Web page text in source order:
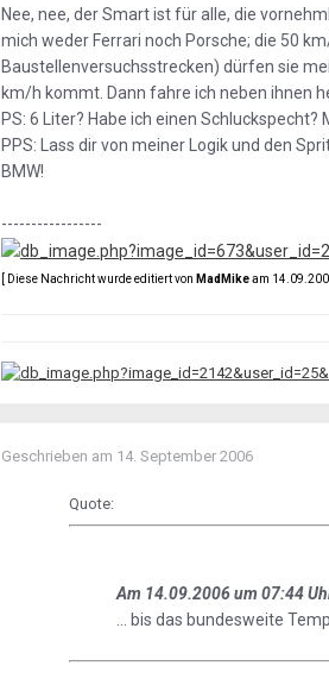
Nee, nee, der Smart ist für alle, die
mich weder Ferrari noch Porsche; die 50
Baustellenversuchsstrecken) dürfen sie
km/h kommt. Dann fahre ich neben ihnen
PS: 6 Liter? Habe ich einen
PPS: Lass dir von meiner Logik und den
BMW!
-----------------
[ Diese Nachricht wurde editiert von MadMikeam
Geschrieben am 14. September 2006
Quote:
Am 14.09.2006 um 07:44
... bis das bundesweite